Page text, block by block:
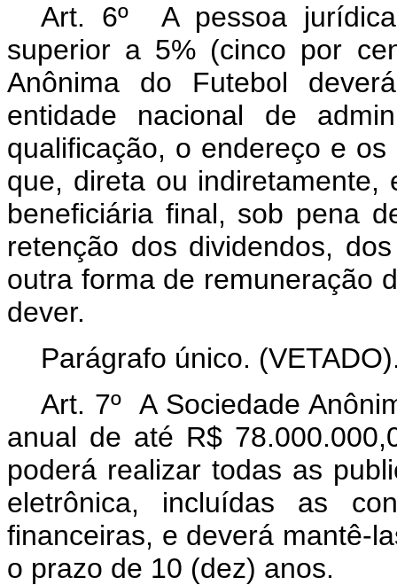
Art. 6º A pessoa
superior a 5% (cinco por
Anônima do Futebol
entidade nacional de
qualificação, o endereço e
que, direta ou
beneficiária final, sob pena
retenção dos dividendos,
outra forma de remuneração
dever.
Parágrafo único.
Art. 7º A Sociedade
anual de até R$
poderá realizar todas as
eletrônica, incluídas as
financeiras, e deverá mantê-
o prazo de 10 (dez) anos.